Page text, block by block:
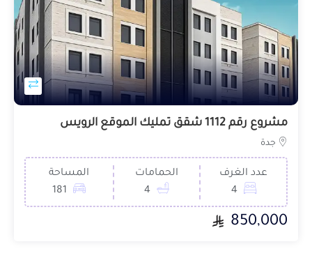
مشروع رقم 1112 شقق تمليك الموقع الرويس
جدة
عدد الغرف
4
الحمامات
4
المساحة
181
850,000